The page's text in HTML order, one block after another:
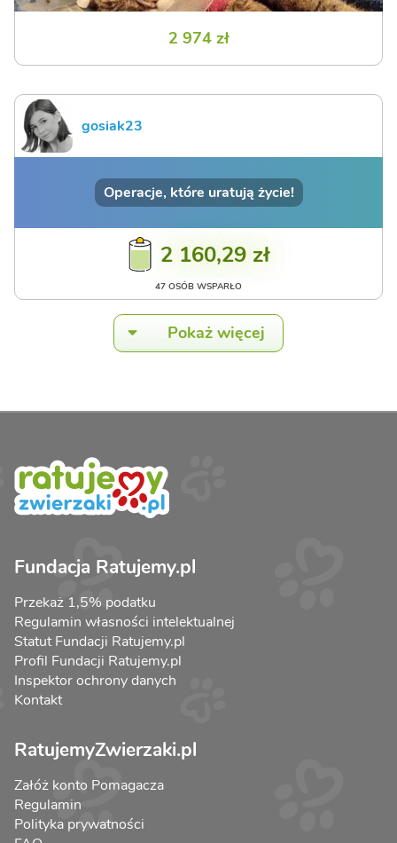
2 974 zł
gosiak23
Operacje, które uratują życie!
2 160,29 zł
47 OSÓB WSPARŁO
Pokaż więcej
Fundacja Ratujemy.pl
Przekaż 1,5% podatku
Regulamin własności intelektualnej
Statut Fundacji Ratujemy.pl
Profil Fundacji Ratujemy.pl
Inspektor ochrony danych
Kontakt
RatujemyZwierzaki.pl
Załóż konto Pomagacza
Regulamin
Polityka prywatności